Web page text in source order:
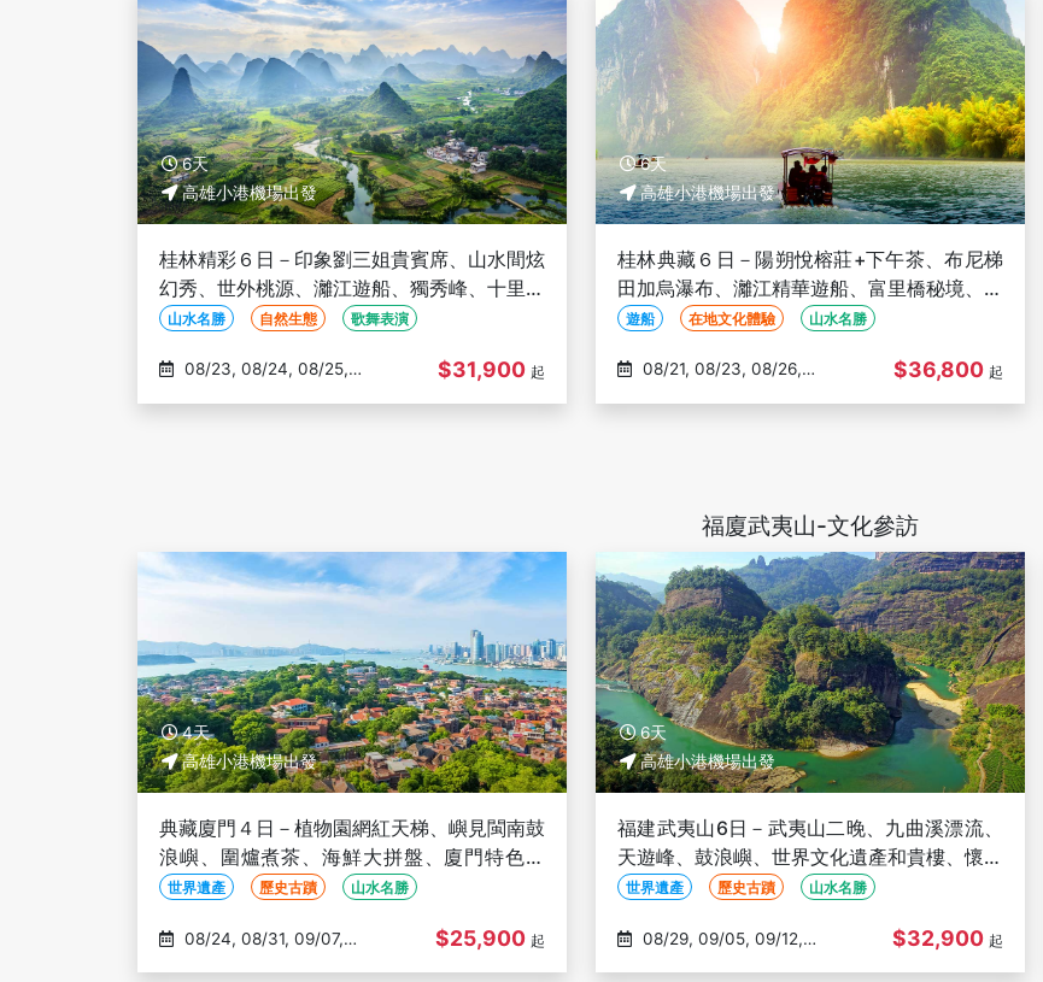
6天
高雄小港機場出發
桂林精彩６日－印象劉三姐貴賓席、山水間炫
幻秀、世外桃源、灕江遊船、獨秀峰、十里畫
廊、荔江灣天宮岩-高雄出發(文化參訪)
山水名勝 自然生態 歌舞表演
$31,900 起
6天
高雄小港機場出發
桂林典藏６日－陽朔悅榕莊+下午茶、布尼梯
田加烏瀑布、灕江精華遊船、富里橋秘境、千
古情秀、三排椅-高雄出發(文化參訪)
遊船 在地文化體驗 山水名勝
$36,800 起
福廈武夷山-文化參訪
4天
高雄小港機場出發
典藏廈門４日－植物園網紅天梯、嶼見閩南鼓
浪嶼、圍爐煮茶、海鮮大拼盤、廈門特色小
吃、乙晚五星飯店-高雄出發(文化參訪)
世界遺產 歷史古蹟 山水名勝
$25,900 起
6天
高雄小港機場出發
福建武夷山6日－武夷山二晚、九曲溪漂流、
天遊峰、鼓浪嶼、世界文化遺產和貴樓、懷遠
樓、印象大紅袍秀-高雄出發(文化參訪)
世界遺產 歷史古蹟 山水名勝
$32,900 起